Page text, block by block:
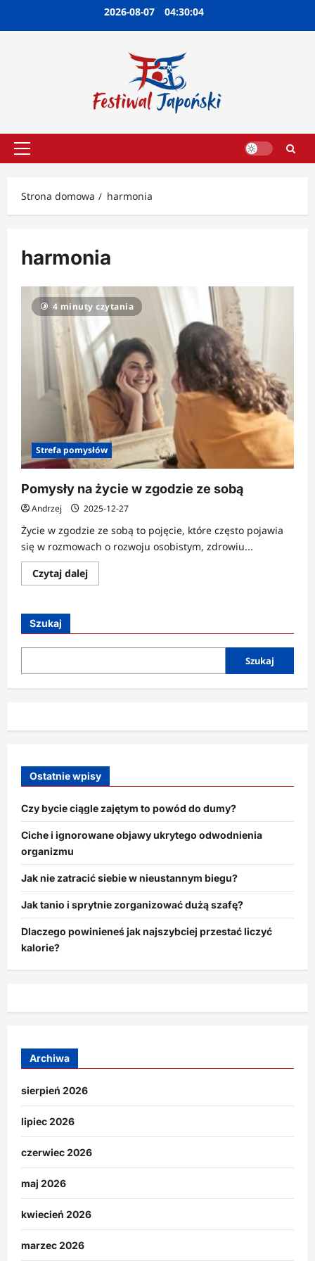
2026-08-07 04:30:05
Menu
Strona domowa
harmonia
harmonia
4 minuty czytania
Strefa pomysłów
Pomysły na życie w zgodzie ze sobą
Andrzej 2025-12-27
Życie w zgodzie ze sobą to pojęcie, które często pojawia
się w rozmowach o rozwoju osobistym, zdrowiu...
Czytaj dalejDowiedz
się
życie
zgodzie
sobą
Szukaj
Szukaj
Ostatnie wpisy
Czy bycie ciągle zajętym to powód do dumy?
Ciche i ignorowane objawy ukrytego odwodnienia
organizmu
Jak nie zatracić siebie w nieustannym biegu?
Jak tanio i sprytnie zorganizować dużą szafę?
Dlaczego powinieneś jak najszybciej przestać liczyć
kalorie?
Archiwa
sierpień 2026
lipiec 2026
czerwiec 2026
maj 2026
kwiecień 2026
marzec 2026